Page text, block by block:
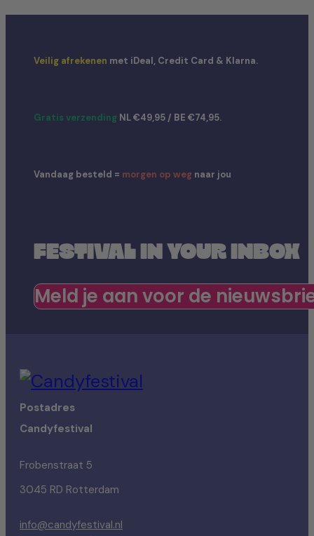
Veilig afrekenen met iDeal, Credit Card & Klarna.
Gratis verzending NL €49,95 / BE €74,95.
Vandaag besteld = morgen op weg naar jou
FESTIVAL IN YOUR INBOX
Meld je aan voor de
Postadres
Candyfestival
Frobenstraat 5
3045 RD Rotterdam
info@candyfestival.nl